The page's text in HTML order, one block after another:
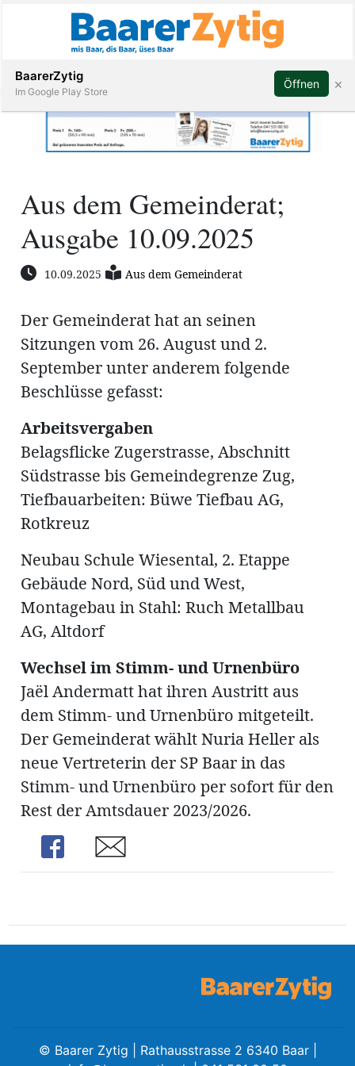
Veranstaltungen
Stellen
Amtliche
Mitteilungen
Abonnieren
Aus dem Gemeinderat;
Ausgabe 10.09.2025
10.09.2025 Aus dem Gemeinderat
Der Gemeinderat hat an seinen
Sitzungen vom 26. August und 2.
September unter anderem folgende
Beschlüsse gefasst:
Arbeitsvergaben
Belagsflicke Zugerstrasse, Abschnitt
Südstrasse bis Gemeindegrenze Zug,
Tiefbauarbeiten: Büwe Tiefbau AG,
Rotkreuz
Neubau Schule Wiesental, 2. Etappe
Gebäude Nord, Süd und West,
Montagebau in Stahl: Ruch Metallbau
AG, Altdorf
Wechsel im Stimm- und Urnenbüro
Jaël Andermatt hat ihren Austritt aus
dem Stimm- und Urnenbüro mitgeteilt.
Der Gemeinderat wählt Nuria Heller als
neue Vertreterin der SP Baar in das
Stimm- und Urnenbüro per sofort für den
Rest der Amtsdauer 2023/2026.
Share
Share
© Baarer Zytig | Rathausstrasse 2 6340 Baar |
BaarerZytig
Im Google Play Store
Öffnen ×